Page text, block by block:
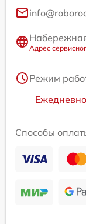
Адрес
Режим
Способы